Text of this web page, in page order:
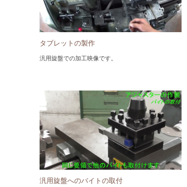
タブレットの製作
汎用旋盤での加工映像です。
汎用旋盤へのバイトの取付